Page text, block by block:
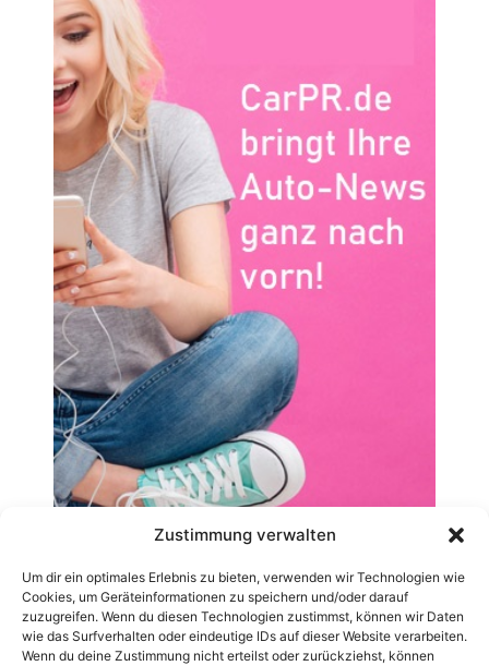
Zustimmung verwalten
Um dir ein optimales Erlebnis zu bieten, verwenden wir Technologien wie
Cookies, um Geräteinformationen zu speichern und/oder darauf
zuzugreifen. Wenn du diesen Technologien zustimmst, können wir Daten
wie das Surfverhalten oder eindeutige IDs auf dieser Website verarbeiten.
Wenn du deine Zustimmung nicht erteilst oder zurückziehst, können